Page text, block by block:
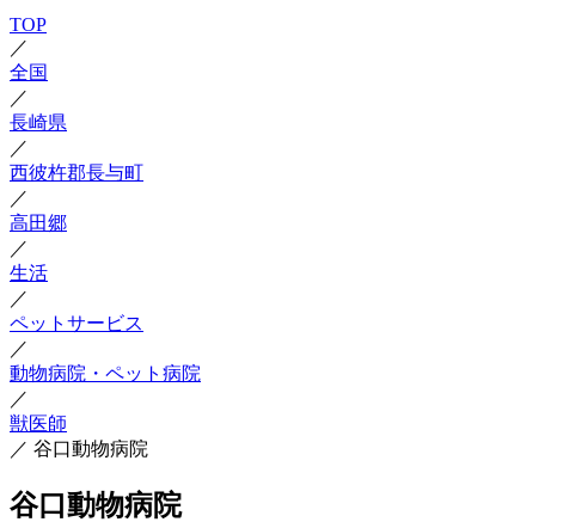
TOP
／
全国
／
長崎県
／
西彼杵郡長与町
／
高田郷
／
生活
／
ペットサービス
／
動物病院・ペット病院
／
獣医師
／ 谷口動物病院
谷口動物病院